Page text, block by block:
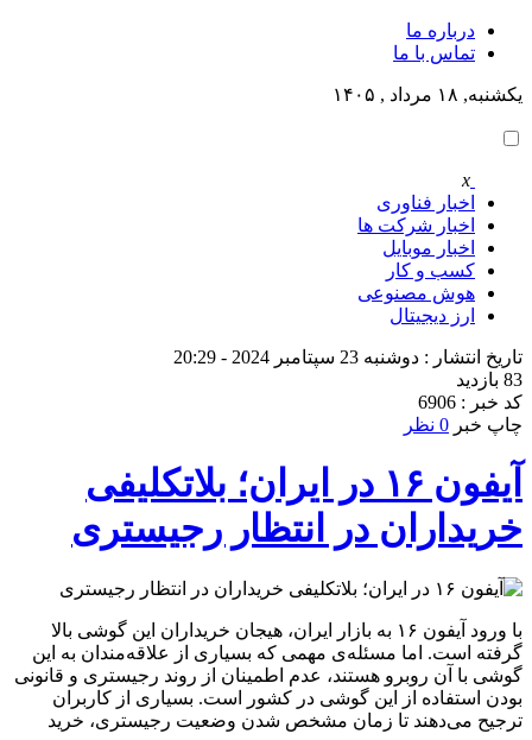
درباره ما
تماس با ما
یکشنبه, ۱۸ مرداد , ۱۴۰۵
x
اخبار فناوری
اخبار شرکت ها
اخبار موبایل
کسب و کار
هوش مصنوعی
ارز دیجیتال
تاریخ انتشار : دوشنبه 23 سپتامبر 2024 - 20:29
83 بازدید
کد خبر : 6906
چاپ خبر 0 نظر
آیفون ۱۶ در ایران؛ بلاتکلیفی
خریداران در انتظار رجیستری
با ورود آیفون ۱۶ به بازار ایران، هیجان خریداران این گوشی بالا
گرفته است. اما مسئله‌ی مهمی که بسیاری از علاقه‌مندان به این
گوشی با آن روبرو هستند، عدم اطمینان از روند رجیستری و قانونی
بودن استفاده از این گوشی در کشور است. بسیاری از کاربران
ترجیح می‌دهند تا زمان مشخص شدن وضعیت رجیستری، خرید